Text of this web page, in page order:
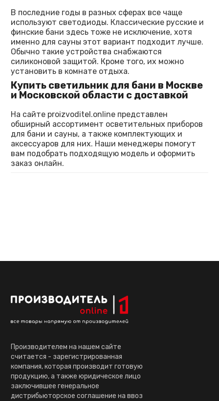
В последние годы в разных сферах все чаще
используют светодиоды. Классические русские и
финские бани здесь тоже не исключение, хотя
именно для сауны этот вариант подходит лучше.
Обычно такие устройства снабжаются
силиконовой защитой. Кроме того, их можно
установить в комнате отдыха.
Купить светильник для бани в Москве
и Московской области с доставкой
На сайте proizvoditel.online представлен
обширный ассортимент осветительных приборов
для бани и сауны, а также комплектующих и
аксессуаров для них. Наши менеджеры помогут
вам подобрать подходящую модель и оформить
заказ онлайн.
Производителем на нашем сайте
считается - зарегистрированная
компания, которая производит готовую
продукцию, а также юридическое лицо
заключившее генеральное
дистрибьюторское соглашение на ввоз